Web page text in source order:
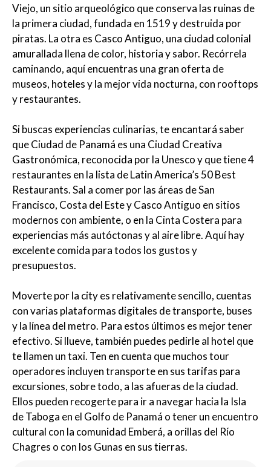
Viejo, un sitio arqueológico que conserva las ruinas de
la primera ciudad, fundada en 1519 y destruida por
piratas. La otra es Casco Antiguo, una ciudad colonial
amurallada llena de color, historia y sabor. Recórrela
caminando, aquí encuentras una gran oferta de
museos, hoteles y la mejor vida nocturna, con rooftops
y restaurantes.
Si buscas experiencias culinarias, te encantará saber
que Ciudad de Panamá es una Ciudad Creativa
Gastronómica, reconocida por la Unesco y que tiene 4
restaurantes en la lista de Latin America’s 50 Best
Restaurants. Sal a comer por las áreas de San
Francisco, Costa del Este y Casco Antiguo en sitios
modernos con ambiente, o en la Cinta Costera para
experiencias más autóctonas y al aire libre. Aquí hay
excelente comida para todos los gustos y
presupuestos.
Moverte por la city es relativamente sencillo, cuentas
con varias plataformas digitales de transporte, buses
y la línea del metro. Para estos últimos es mejor tener
efectivo. Si llueve, también puedes pedirle al hotel que
te llamen un taxi. Ten en cuenta que muchos tour
operadores incluyen transporte en sus tarifas para
excursiones, sobre todo, a las afueras de la ciudad.
Ellos pueden recogerte para ir a navegar hacia la Isla
de Taboga en el Golfo de Panamá o tener un encuentro
cultural con la comunidad Emberá, a orillas del Río
Chagres o con los Gunas en sus tierras.